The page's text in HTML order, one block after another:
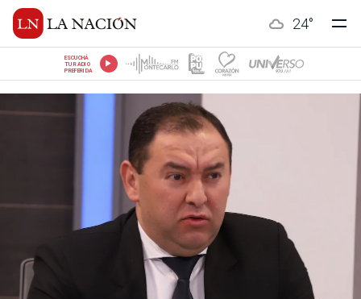
24°
ESCUCHÁ
TU RADIO
PREFERIDA